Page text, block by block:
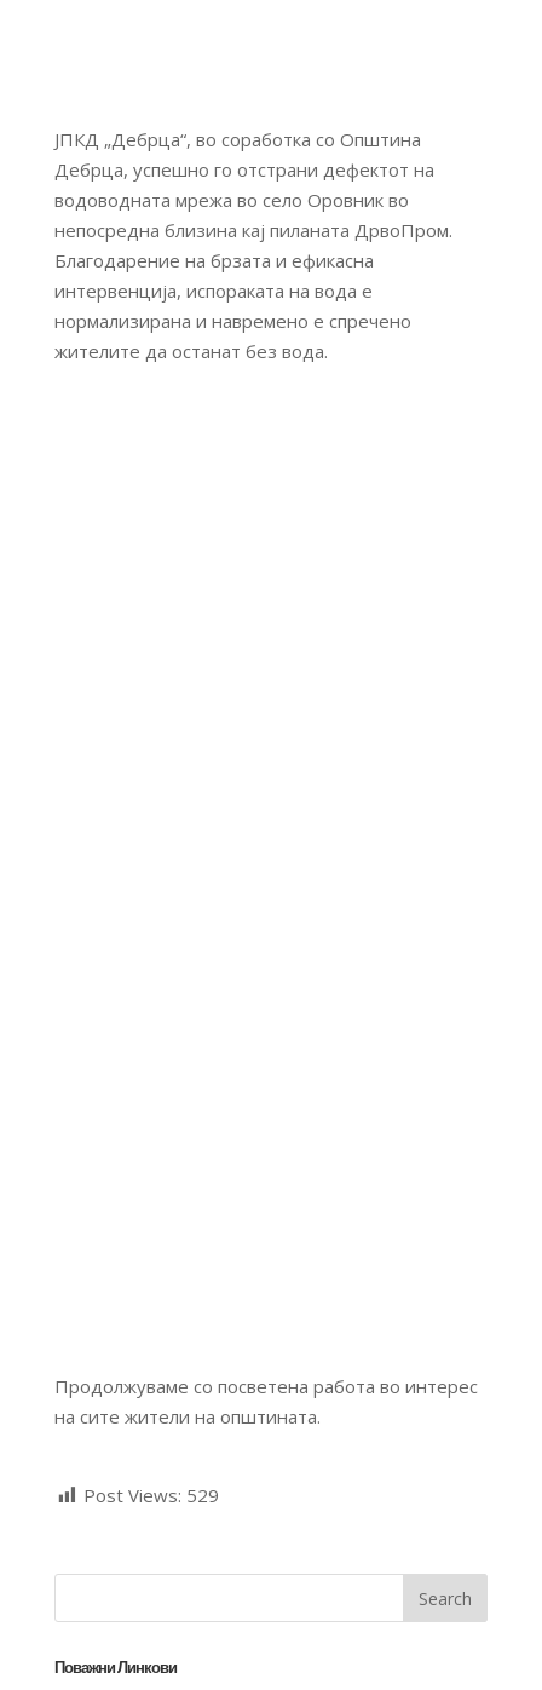
ЈПКД „Дебрца“, во соработка со Општина
Дебрца, успешно го отстрани дефектот на
водоводната мрежа во село Оровник во
непосредна близина кај пиланата ДрвоПром.
Благодарение на брзата и ефикасна
интервенција, испораката на вода е
нормализирана и навремено е спречено
жителите да останат без вода.
Продолжуваме со посветена работа во интерес
на сите жители на општината.
Post Views: 529
Поважни Линкови